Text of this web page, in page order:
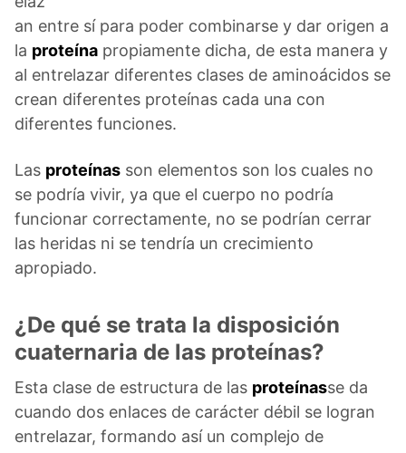
an entre sí para poder combinarse y dar origen a
la proteína propiamente dicha, de esta manera y
al entrelazar diferentes clases de aminoácidos se
crean diferentes proteínas cada una con
diferentes funciones.
Las proteínas son elementos son los cuales no
se podría vivir, ya que el cuerpo no podría
funcionar correctamente, no se podrían cerrar
las heridas ni se tendría un crecimiento
apropiado.
¿De qué se trata la disposición
cuaternaria de las proteínas?
Esta clase de estructura de las proteínasse da
cuando dos enlaces de carácter débil se logran
entrelazar, formando así un complejo de